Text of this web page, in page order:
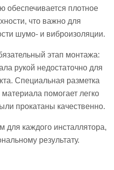
обеспечивается плотное
что важно для
шумо- и виброизоляции.
этап монтажа:
рукой недостаточно для
Специальная разметка
помогает легко
прокатаны качественно.
для каждого инсталлятора,
результату.